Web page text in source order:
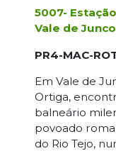
5007-
Vale de
PR4-MAC-
Em Vale de
Ortiga,
balneário
povoado
do Rio Tejo,